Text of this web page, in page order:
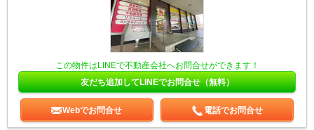
この物件はLINEで不動産会社へお問合せができます！
友だち追加してLINEでお問合せ（無料）
Webでお問合せ 電話でお問合せ